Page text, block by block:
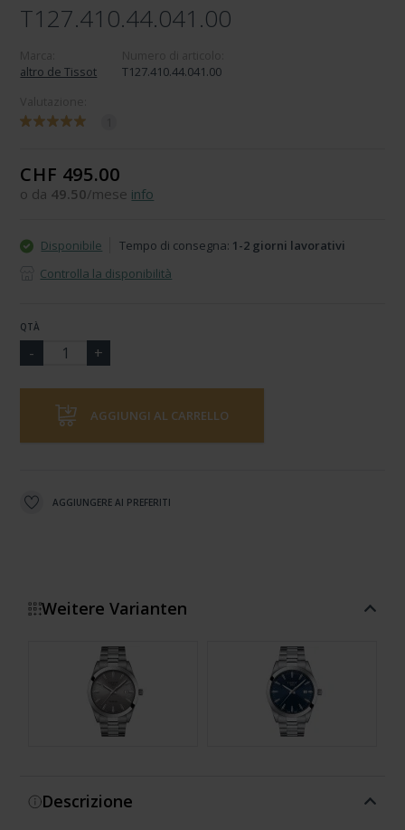
T127.410.44.041.00
altro de Tissot
T127.410.44.041.00
CHF 495.00
o da 49.50/mese info
Disponibile Tempo di consegna: 1-2 giorni lavorativi
Controlla la disponibilità
QTÀ
AGGIUNGI AL CARRELLO
AGGIUNGERE AI PREFERITI
Weitere Varianten
Descrizione